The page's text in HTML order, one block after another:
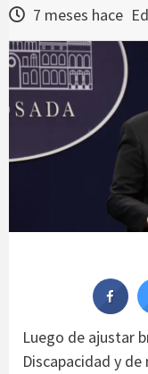
7 meses hace
Luego de ajustar
Discapacidad y